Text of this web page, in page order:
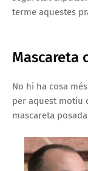
terme aquestes
Mascareta
No hi ha cosa
per aquest motiu
mascareta